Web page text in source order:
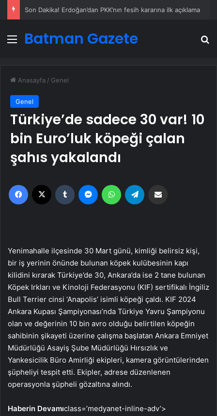
Güzellik merkezi vurgununda intihar: Borcu ödeyemedi canına kıydı
Menü
Batman Gazete
Anasayfa / Genel
Genel
Türkiye’de sadece 30 var! 10
bin Euro’luk köpeği çalan
şahıs yakalandı
Facebook Tumblr MessengerWhatsApp
Yenimahalle ilçesinde 30 Mart günü, kimliği belirsiz kişi,
bir iş yerinin önünde bulunan köpek kulübesinin kapı
kilidini kırarak Türkiye’de 30, Ankara’da ise 2 tane bulunan
Köpek Irkları ve Kinoloji Federasyonu (KIF) sertifikalı İngiliz
Bull Terrier cinsi ‘Anapolis’ isimli köpeği çaldı. KIF 2024
Ankara Kupası Şampiyonası’nda Türkiye Yavru Şampiyonu
olan ve değerinin 10 bin avro olduğu belirtilen köpeğin
sahibinin şikayeti üzerine çalışma başlatan Ankara Emniyet
Müdürlüğü Asayiş Şube Müdürlüğü Hırsızlık ve
Yankesicilik Büro Amirliği ekipleri, kamera görüntülerinden
şüpheliyi tespit etti. Ekipler, adrese düzenlenen
operasyonla şüpheli gözaltına alındı.
Haberin Devamıclass=’medyanet-inline-adv’>